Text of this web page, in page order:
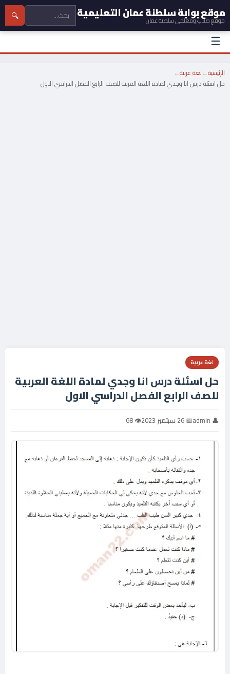
موقع بوابة سلطنة عمان التعليمية
موقع طلاب ومعلمي سلطنة عمان 🔍
☰
الرئيسية←لغة عربية←
حل اسئلة درس انا وجدي لمادة اللغة العربية للصف الرابع الفصل الدراسي الاول
لغة عربية
حل اسئلة درس انا وجدي لمادة اللغة العربية
للصف الرابع الفصل الدراسي الاول
👤 admin 📅 26 سبتمبر 2023 👁 68